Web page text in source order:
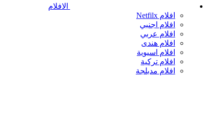
الافلام
افلام Netfilx
افلام اجنبي
افلام عربي
افلام هندى
افلام اسيوية
افلام تركية
افلام مدبلجة